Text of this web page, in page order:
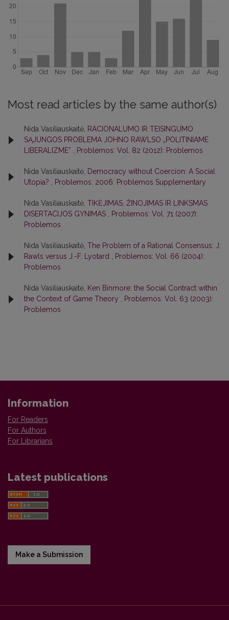
Most read articles by the same author(s)
Nida Vasiliauskaitė, RACIONALUMO IR TEISINGUMO
SĄJUNGOS PROBLEMA JOHNO RAWLSO „POLITINIAME
LIBERALIZME”
Problemos: Vol. 82 (2012): Problemos
Nida Vasiliauskaitė, Democracy without Coercion: A Social
Utopia?
Problemos: 2006: Problemos Supplementary
Nida Vasiliauskaitė, TIKĖJIMAS, ŽINOJIMAS IR LINKSMAS
DISERTACIJOS GYNIMAS
Problemos: Vol. 71 (2007):
Problemos
Nida Vasiliauskaitė, The Problem of a Rational Consensus: J.
Rawls versus J.-F. Lyotard
Problemos: Vol. 66 (2004):
Problemos
Nida Vasiliauskaitė, Ken Binmore: the Social Contract within
the Context of Game Theory
Problemos: Vol. 63 (2003):
Problemos
Information
For Readers
For Authors
For Librarians
Latest publications
Make a Submission